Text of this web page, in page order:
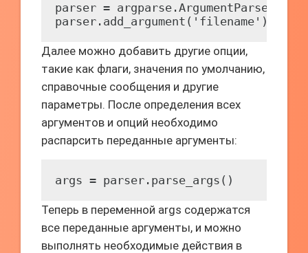
parser = argparse.ArgumentParser()
parser.add_argument('filename')
Далее можно добавить другие опции,
такие как флаги, значения по умолчанию,
справочные сообщения и другие
параметры. После определения всех
аргументов и опций необходимо
распарсить переданные аргументы:
args = parser.parse_args()
Теперь в переменной args содержатся
все переданные аргументы, и можно
выполнять необходимые действия в